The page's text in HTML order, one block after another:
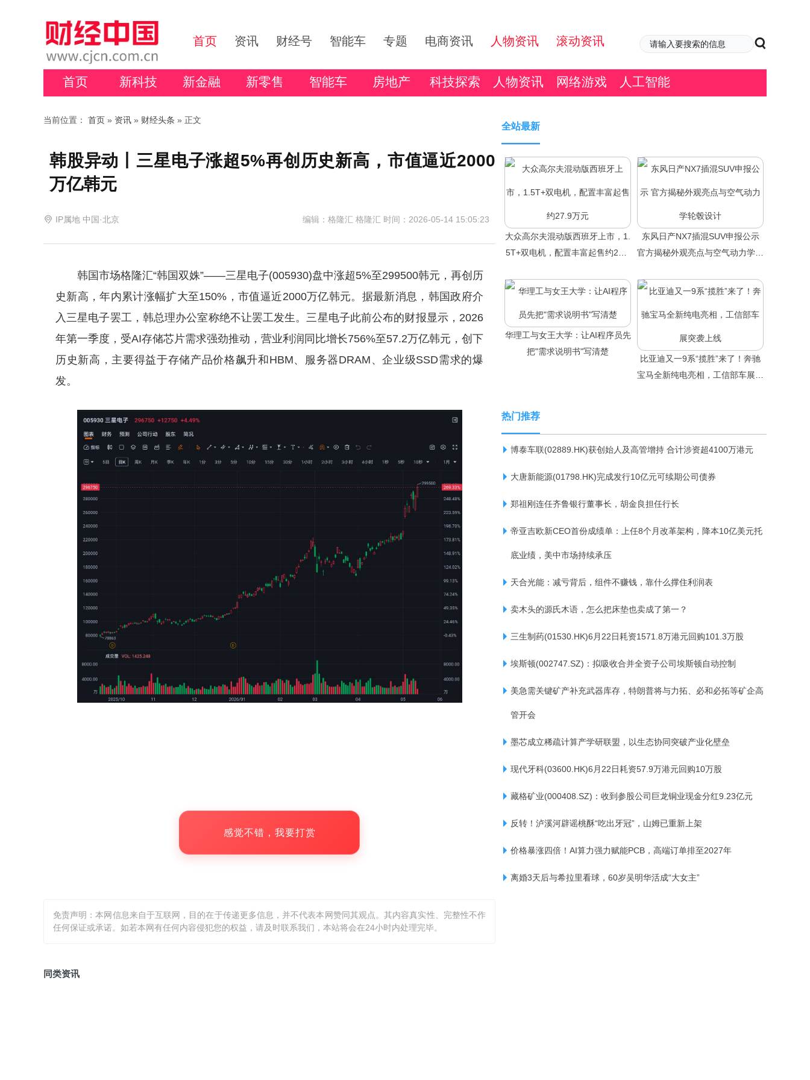
首页 资讯 财经号 智能车 专题 电商资讯 人物资讯 滚动资讯
首页 新科技 新金融 新零售 智能车 房地产 科技探索 人物资讯 网络游戏 人工智能
当前位置： 首页 » 资讯 » 财经头条 » 正文
韩股异动丨三星电子涨超5%再创历史新高，市值逼近2000
万亿韩元
IP属地 中国·北京 编辑：格隆汇 格隆汇 时间：2026-05-14 15:05:23
韩国市场格隆汇“韩国双姝”——三星电子(005930)盘中涨超5%至299500韩元，再创历
史新高，年内累计涨幅扩大至150%，市值逼近2000万亿韩元。据最新消息，韩国政府介
入三星电子罢工，韩总理办公室称绝不让罢工发生。三星电子此前公布的财报显示，2026
年第一季度，受AI存储芯片需求强劲推动，营业利润同比增长756%至57.2万亿韩元，创下
历史新高，主要得益于存储产品价格飙升和HBM、服务器DRAM、企业级SSD需求的爆
发。
感觉不错，我要打赏
免责声明：本网信息来自于互联网，目的在于传递更多信息，并不代表本网赞同其观点。其内容真实性、完整性不作
任何保证或承诺。如若本网有任何内容侵犯您的权益，请及时联系我们，本站将会在24小时内处理完毕。
同类资讯
全站最新
大众高尔夫混动版西班牙上市，1.
5T+双电机，配置丰富起售约27.9
东风日产NX7插混SUV申报公示
官方揭秘外观亮点与空气动力学轮
华理工与女王大学：让AI程序员先
把"需求说明书"写清楚
比亚迪又一9系“揽胜”来了！奔驰
宝马全新纯电亮相，工信部车展突
热门推荐
博泰车联(02889.HK)获创始人及高管增持 合计涉资超4100万港元
大唐新能源(01798.HK)完成发行10亿元可续期公司债券
郑祖刚连任齐鲁银行董事长，胡金良担任行长
帝亚吉欧新CEO首份成绩单：上任8个月改革架构，降本10亿美元托
底业绩，美中市场持续承压
天合光能：减亏背后，组件不赚钱，靠什么撑住利润表
卖木头的源氏木语，怎么把床垫也卖成了第一？
三生制药(01530.HK)6月22日耗资1571.8万港元回购101.3万股
埃斯顿(002747.SZ)：拟吸收合并全资子公司埃斯顿自动控制
美急需关键矿产补充武器库存，特朗普将与力拓、必和必拓等矿企高
管开会
墨芯成立稀疏计算产学研联盟，以生态协同突破产业化壁垒
现代牙科(03600.HK)6月22日耗资57.9万港元回购10万股
藏格矿业(000408.SZ)：收到参股公司巨龙铜业现金分红9.23亿元
反转！泸溪河辟谣桃酥“吃出牙冠”，山姆已重新上架
价格暴涨四倍！AI算力强力赋能PCB，高端订单排至2027年
离婚3天后与希拉里看球，60岁吴明华活成“大女主”